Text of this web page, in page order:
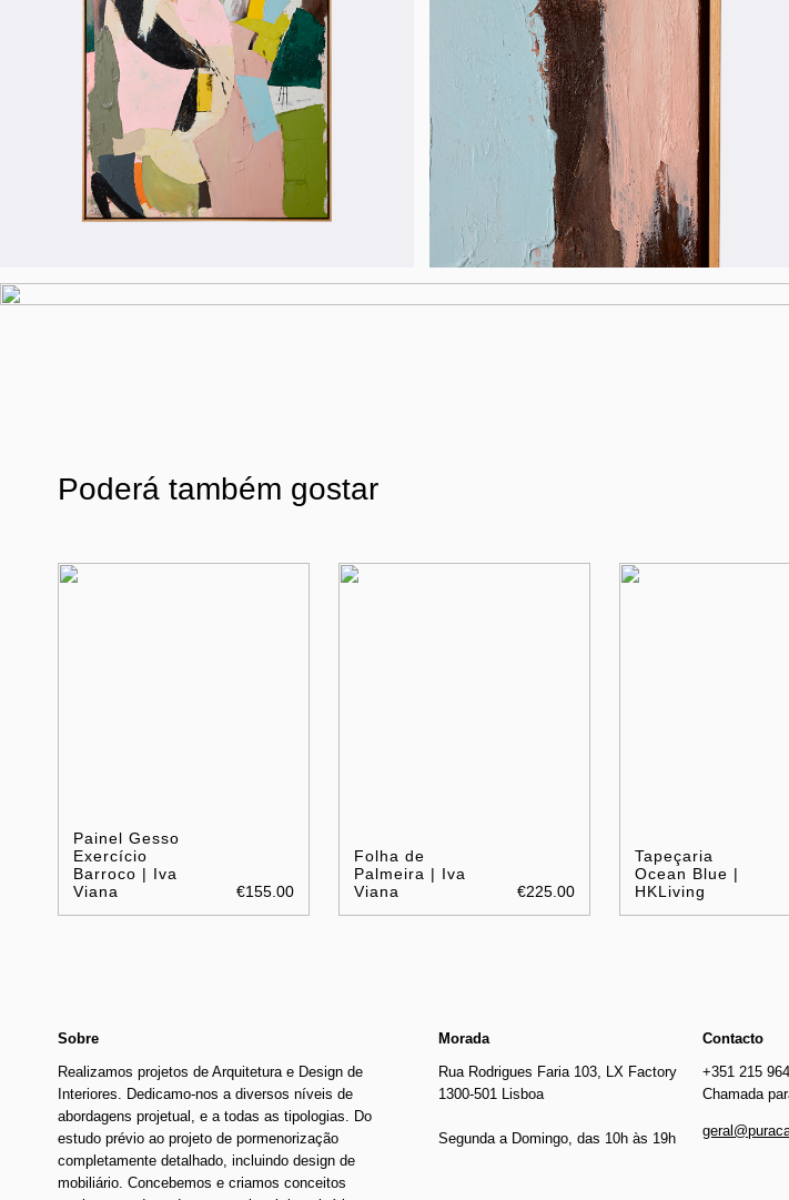
Poderá também gostar
Painel Gesso
Exercício
Barroco | Iva
Viana
€155.00
Folha de
Palmeira | Iva
Viana
€225.00
Tapeçaria
Ocean Blue |
HKLiving
Sobre
Realizamos projetos de Arquitetura e Design de
Interiores. Dedicamo-nos a diversos níveis de
abordagens projetual, e a todas as tipologias. Do
estudo prévio ao projeto de pormenorização
completamente detalhado, incluindo design de
mobiliário. Concebemos e criamos conceitos
Morada
Rua Rodrigues Faria 103, LX Factory
1300-501 Lisboa
Segunda a Domingo, das 10h às 19h
Contacto
+351 215
Chamada